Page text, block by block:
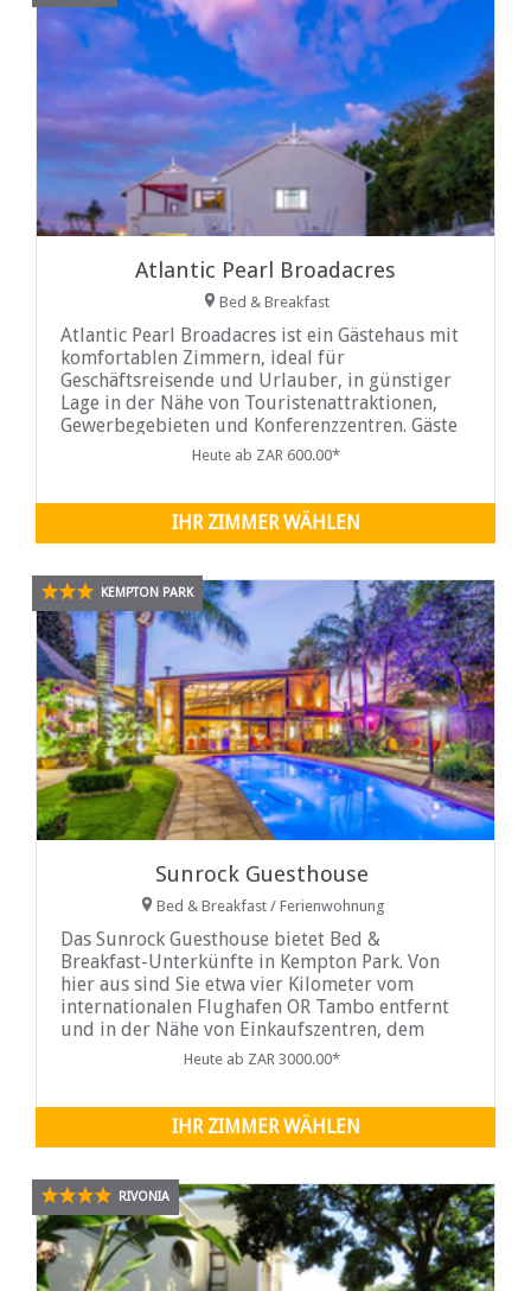
Atlantic Pearl Broadacres
Bed & Breakfast
Atlantic Pearl Broadacres ist ein Gästehaus mit
komfortablen Zimmern, ideal für
Geschäftsreisende und Urlauber, in günstiger
Lage in der Nähe von Touristenattraktionen,
Gewerbegebieten und Konferenzzentren. Gäste
haben die Wahl zwischen stilvoll eingerichteten
Heute ab ZAR 600.00*
IHR ZIMMER WÄHLEN
KEMPTON PARK
Sunrock Guesthouse
Bed & Breakfast / Ferienwohnung
Das Sunrock Guesthouse bietet Bed &
Breakfast-Unterkünfte in Kempton Park. Von
hier aus sind Sie etwa vier Kilometer vom
internationalen Flughafen OR Tambo entfernt
und in der Nähe von Einkaufszentren, dem
Kempton Park Golf Club und dem Emperors
Heute ab ZAR 3000.00*
IHR ZIMMER WÄHLEN
RIVONIA